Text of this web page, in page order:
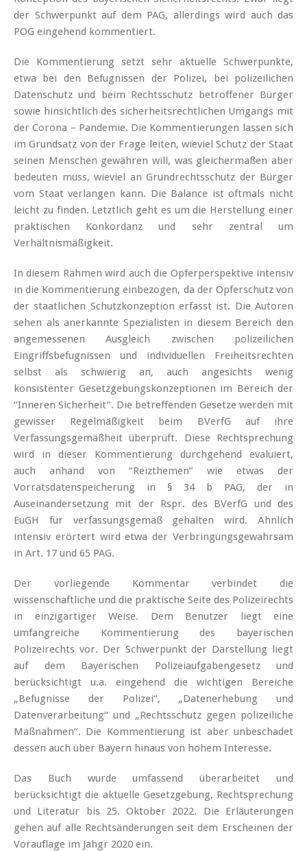
der Schwerpunkt auf dem PAG, allerdings wird auch das
POG eingehend kommentiert.
Die Kommentierung setzt sehr aktuelle Schwerpunkte,
etwa bei den Befugnissen der Polizei, bei polizeilichen
Datenschutz und beim Rechtsschutz betroffener Bürger
sowie hinsichtlich des sicherheitsrechtlichen Umgangs mit
der Corona – Pandemie. Die Kommentierungen lassen sich
im Grundsatz von der Frage leiten, wieviel Schutz der Staat
seinen Menschen gewähren will, was gleichermaßen aber
bedeuten muss, wieviel an Grundrechtsschutz der Bürger
vom Staat verlangen kann. Die Balance ist oftmals nicht
leicht zu finden. Letztlich geht es um die Herstellung einer
praktischen Konkordanz und sehr zentral um
Verhältnismäßigkeit.
In diesem Rahmen wird auch die Opferperspektive intensiv
in die Kommentierung einbezogen, da der Opferschutz von
der staatlichen Schutzkonzeption erfasst ist. Die Autoren
sehen als anerkannte Spezialisten in diesem Bereich den
angemessenen Ausgleich zwischen polizeilichen
Eingriffsbefugnissen und individuellen Freiheitsrechten
selbst als schwierig an, auch angesichts wenig
konsistenter Gesetzgebungskonzeptionen im Bereich der
“Inneren Sicherheit”. Die betreffenden Gesetze werden mit
gewisser Regelmäßigkeit beim BVerfG auf ihre
Verfassungsgemäßheit überprüft. Diese Rechtsprechung
wird in dieser Kommentierung durchgehend evaluiert,
auch anhand von “Reizthemen” wie etwas der
Vorratsdatenspeicherung in § 34 b PAG, der in
Auseinandersetzung mit der Rspr. des BVerfG und des
EuGH für verfassungsgemäß gehalten wird. Ähnlich
intensiv erörtert wird etwa der Verbringungsgewahrsam
in Art. 17 und 65 PAG.
Der vorliegende Kommentar verbindet die
wissenschaftliche und die praktische Seite des Polizeirechts
in einzigartiger Weise. Dem Benutzer liegt eine
umfangreiche Kommentierung des bayerischen
Polizeirechts vor. Der Schwerpunkt der Darstellung liegt
auf dem Bayerischen Polizeiaufgabengesetz und
berücksichtigt u.a. eingehend die wichtigen Bereiche
„Befugnisse der Polizei“, „Datenerhebung und
Datenverarbeitung“ und „Rechtsschutz gegen polizeiliche
Maßnahmen“. Die Kommentierung ist aber unbeschadet
dessen auch über Bayern hinaus von hohem Interesse.
Das Buch wurde umfassend überarbeitet und
berücksichtigt die aktuelle Gesetzgebung, Rechtsprechung
und Literatur bis 25. Oktober 2022. Die Erläuterungen
gehen auf alle Rechtsänderungen seit dem Erscheinen der
Vorauflage im Jahgr 2020 ein.